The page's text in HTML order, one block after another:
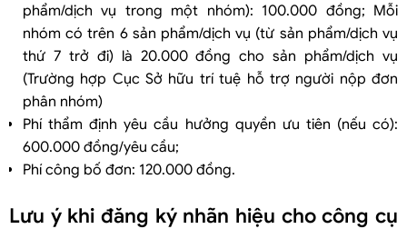
phẩm/dịch vụ trong một nhóm): 100.000 đồng; Mỗi
nhóm có trên 6 sản phẩm/dịch vụ (từ sản phẩm/dịch vụ
thứ 7 trở đi) là 20.000 đồng cho sản phẩm/dịch vụ
(Trường hợp Cục Sở hữu trí tuệ hỗ trợ người nộp đơn
phân nhóm)
Phí thẩm định yêu cầu hưởng quyền ưu tiên (nếu có):
600.000 đồng/yêu cầu;
Phí công bố đơn: 120.000 đồng.
Lưu ý khi đăng ký nhãn hiệu cho công cụ